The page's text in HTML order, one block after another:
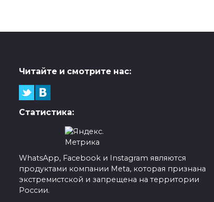
Читайте и смотрите нас:
Статистика:
WhatsApp, Facebook и Instagram являются
продуктами компании Meta, которая признана
экстремистской и запрещена на территории
России.